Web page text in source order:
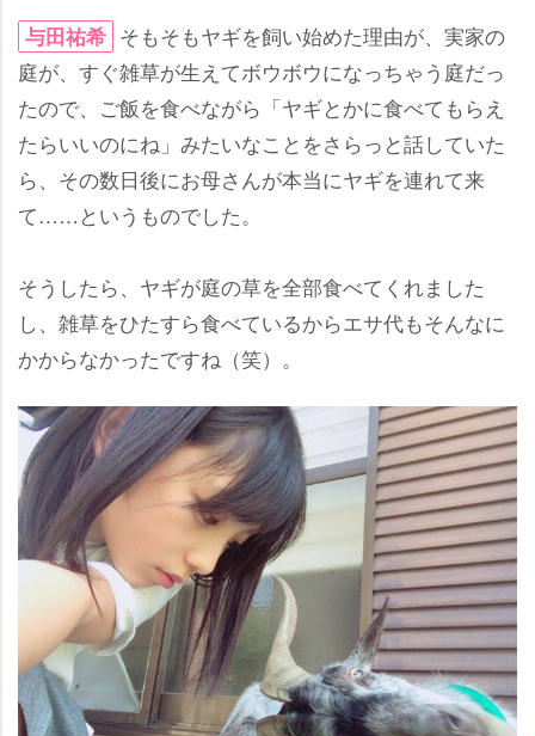
与田祐希 そもそもヤギを飼い始めた理由が、実家の
庭が、すぐ雑草が生えてボウボウになっちゃう庭だっ
たので、ご飯を食べながら「ヤギとかに食べてもらえ
たらいいのにね」みたいなことをさらっと話していた
ら、その数日後にお母さんが本当にヤギを連れて来
て……というものでした。
そうしたら、ヤギが庭の草を全部食べてくれました
し、雑草をひたすら食べているからエサ代もそんなに
かからなかったですね（笑）。